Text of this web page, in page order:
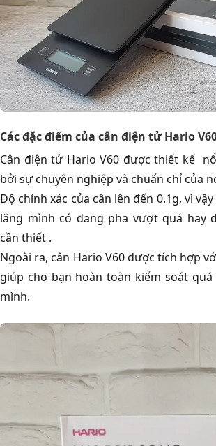
Các đặc điểm của cân điện tử Hario
Cân điện tử Hario V60 được thiết kế
bởi sự chuyên nghiệp và chuẩn chỉ của
Độ chính xác của cân lên đến 0.1g, vì
lắng mình có đang pha vượt quá hay
cần thiết .
Ngoài ra, cân Hario V60 được tích hợp
giúp cho bạn hoàn toàn kiểm soát
mình.